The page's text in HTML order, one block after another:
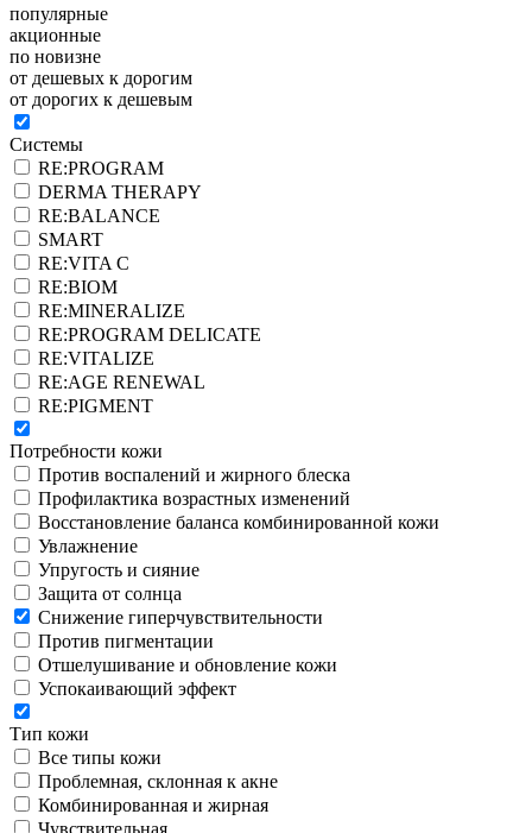
популярные
акционные
по новизне
от дешевых к дорогим
от дорогих к дешевым
Системы
RE:PROGRAM
DERMA THERAPY
RE:BALANCE
SMART
RE:VITA C
RE:BIOM
RE:MINERALIZE
RE:PROGRAM DELICATE
RE:VITALIZE
RE:AGE RENEWAL
RE:PIGMENT
Потребности кожи
Против воспалений и жирного блеска
Профилактика возрастных изменений
Восстановление баланса комбинированной кожи
Увлажнение
Упругость и сияние
Защита от солнца
Снижение гиперчувствительности
Против пигментации
Отшелушивание и обновление кожи
Успокаивающий эффект
Тип кожи
Все типы кожи
Проблемная, склонная к акне
Комбинированная и жирная